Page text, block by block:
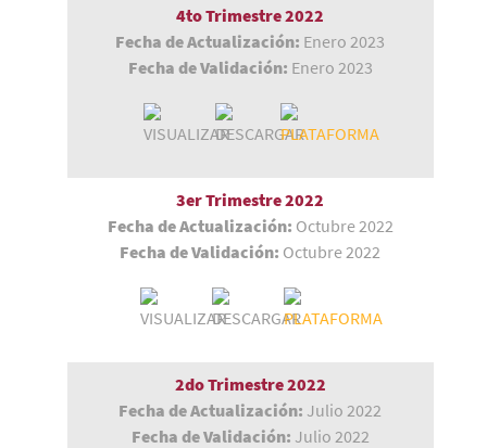
4to Trimestre2022
Fecha de Actualización: Enero 2023
Fecha de Validación: Enero 2023
3er Trimestre 2022
Fecha de Actualización: Octubre 2022
Fecha de Validación: Octubre 2022
2do Trimestre2022
Fecha de Actualización: Julio 2022
Fecha de Validación: Julio 2022